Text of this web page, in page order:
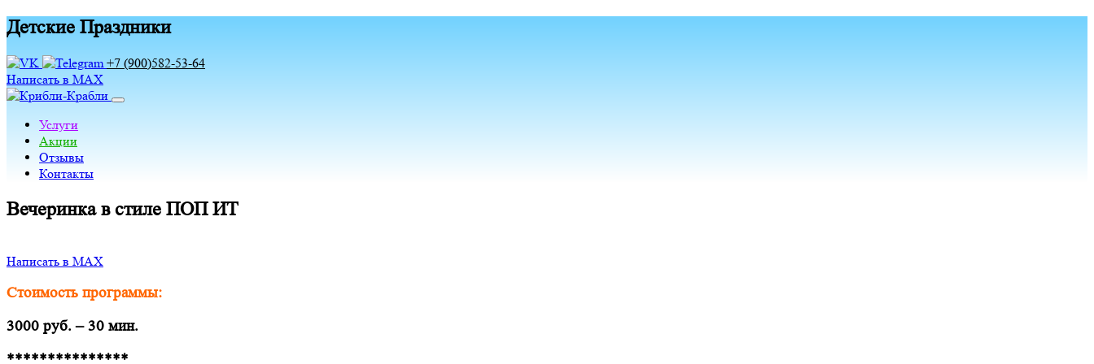
Детские Праздники
+7 (900)582-53-64
Написать в MAX
Услуги
Акции
Отзывы
Контакты
Вечеринка в стиле ПОП ИТ
Написать в MAX
Стоимость программы:
3000 руб. – 30 мин.
***************